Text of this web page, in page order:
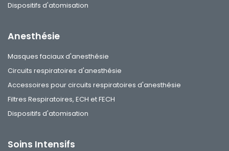
Dispositifs d'atomisation
Anesthésie
Masques faciaux d'anesthésie
Circuits respiratoires d'anesthésie
Accessoires pour circuits respiratoires d'anesthésie
Filtres Respiratoires, ECH et FECH
Dispositifs d'atomisation
Soins Intensifs